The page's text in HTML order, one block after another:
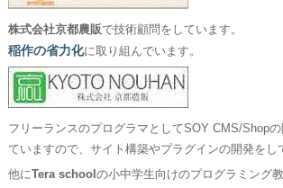
株式会社京都農販で技術顧問をしています。
稲作の省力化に取り組んでいます。
フリーランスのプログラマとしてSOY CMS/Shop
ていますので、サイト構築やプラグインの開発をし
他にTera school の小中学生向けのプログラミング